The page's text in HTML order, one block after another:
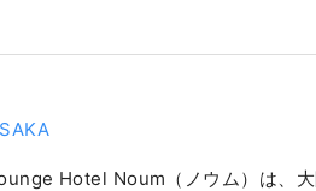
Hotel Noum（ノウム）は、